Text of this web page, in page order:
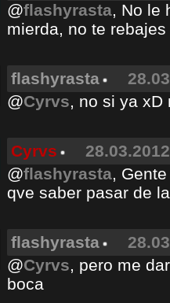
@flashyrasta, No le
mierda, no te
flashyrasta
@Cyrvs, no si ya xD
Cyrvs
@flashyrasta,
qve saber pasar de
flashyrasta
@Cyrvs, pero me
boca